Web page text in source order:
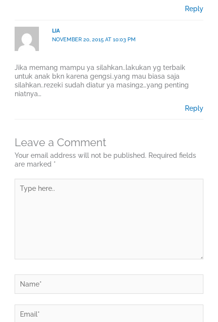
Reply
LIA
NOVEMBER 20, 2015 AT 10:03 PM
Jika memang mampu ya silahkan..lakukan yg terbaik
untuk anak bkn karena gengsi..yang mau biasa saja
silahkan..rezeki sudah diatur ya masing2…yang penting
niatnya…
Reply
Leave a Comment
Your email address will not be published. Required fields
are marked *
here..